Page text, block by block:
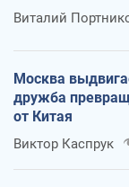
Виталий
Москва
дружба
от Китая
Виктор Каспрук